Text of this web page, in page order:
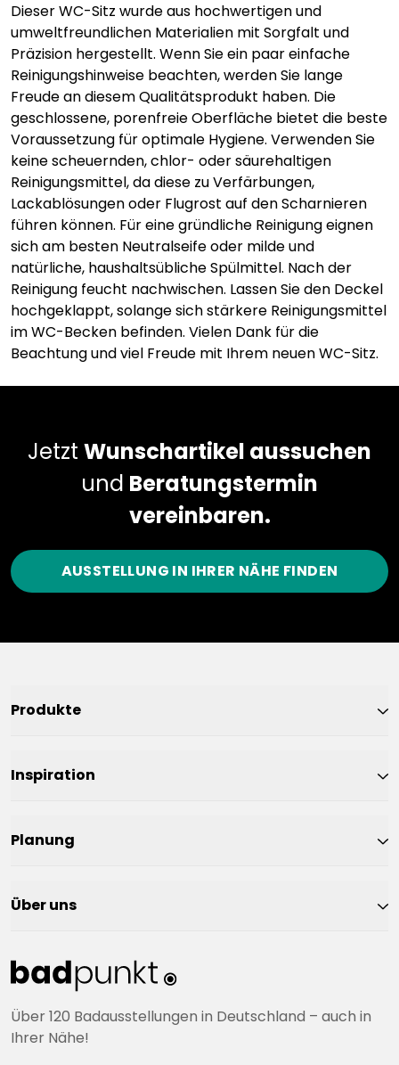
Dieser WC-Sitz wurde aus hochwertigen und
umweltfreundlichen Materialien mit Sorgfalt und
Präzision hergestellt. Wenn Sie ein paar einfache
Reinigungshinweise beachten, werden Sie lange
Freude an diesem Qualitätsprodukt haben. Die
geschlossene, porenfreie Oberfläche bietet die beste
Voraussetzung für optimale Hygiene. Verwenden Sie
keine scheuernden, chlor- oder säurehaltigen
Reinigungsmittel, da diese zu Verfärbungen,
Lackablösungen oder Flugrost auf den Scharnieren
führen können. Für eine gründliche Reinigung eignen
sich am besten Neutralseife oder milde und
natürliche, haushaltsübliche Spülmittel. Nach der
Reinigung feucht nachwischen. Lassen Sie den Deckel
hochgeklappt, solange sich stärkere Reinigungsmittel
im WC-Becken befinden. Vielen Dank für die
Beachtung und viel Freude mit Ihrem neuen WC-Sitz.
Jetzt Wunschartikel aussuchen
und Beratungstermin
vereinbaren.
AUSSTELLUNG IN IHRER NÄHE FINDEN
Über 120 Badausstellungen in Deutschland – auch in
Ihrer Nähe!
Produkte
Inspiration
Planung
Über uns